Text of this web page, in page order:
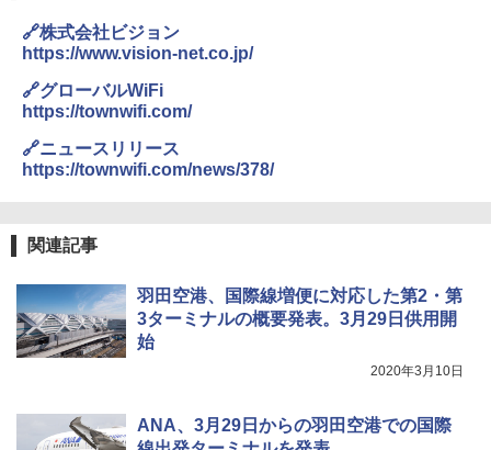
BUNDOK(バンドック)ソロ ドーム 1 EX BDK
-08EX カーキ ソロキャンプ ポリエステル フ
￥-
USB充電式 高精度 超長距離照射 長時間使用
可能 安全ロック付き 高安全性 金属製耐久 コ
ア/オフィス/教育現場/展示会用 緑
🔗株式会社ビジョン
https://www.vision-net.co.jp/
🔗グローバルWiFi
https://townwifi.com/
🔗ニュースリリース
https://townwifi.com/news/378/
関連記事
羽田空港、国際線増便に対応した第2・第
3ターミナルの概要発表。3月29日供用開
始
2020年3月10日
ANA、3月29日からの羽田空港での国際